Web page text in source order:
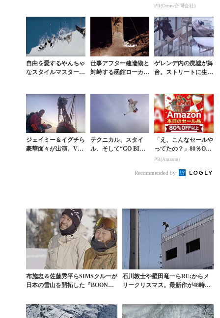
URN』予告...
コ使ってます。
PR(Dreaw合同会社)
自由を愛するやんちゃ
なスタイルマスターた
仕事アフター建造物と
対峙する函館ローカル
ゲレンデ内の廃墟が舞
台。ストリートに生き
ン「SPADA」
ジェイミー＆イグチら
豪華面々が出演。VA
テクニカル、スタイ
ル、そして“GO BI
HE REALM』予...
「え、こんなセールや
ってたの？」80％OFF
以上が続々登場！Am
PR(Amazon)
Recommended by
布施忠＆佐藤秀平らSIMSクルーが
日本の雪山を開拓した『BOONDO
石川敦士や壁田竜一らRE:からメ
リークリスマス。最新作が48時間